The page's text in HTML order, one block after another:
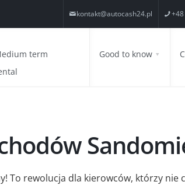
kontakt@autocash24.pl
term
Good to know
To rewolucja dla kierowców, którzy nie